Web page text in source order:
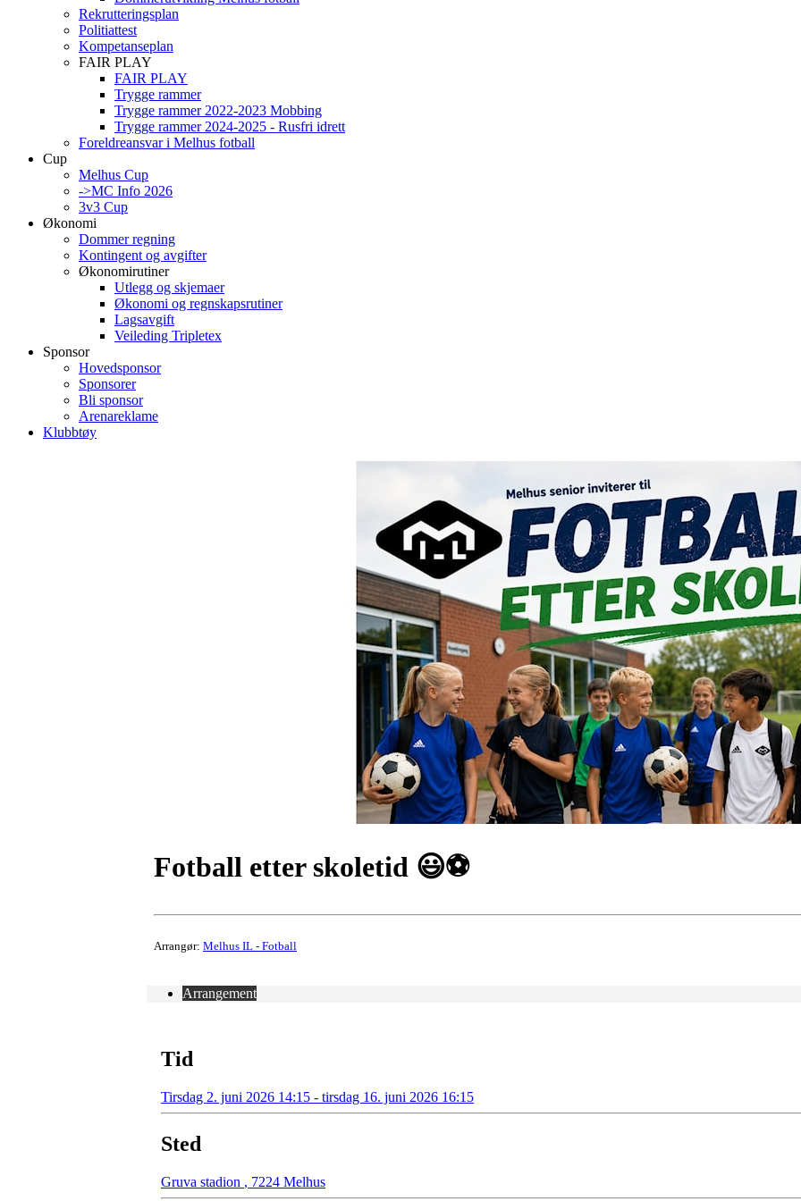
Rekrutteringsplan
Politiattest
Kompetanseplan
FAIR PLAY
FAIR PLAY
Trygge rammer
Trygge rammer 2022-2023 Mobbing
Trygge rammer 2024-2025 - Rusfri idrett
Foreldreansvar i Melhus fotball
Cup
Melhus Cup
->MC Info 2026
3v3 Cup
Økonomi
Dommer regning
Kontingent og avgifter
Økonomirutiner
Utlegg og skjemaer
Økonomi og regnskapsrutiner
Lagsavgift
Veileding Tripletex
Sponsor
Hovedsponsor
Sponsorer
Bli sponsor
Arenareklame
Klubbtøy
Fotball etter skoletid 😃⚽️
Arrangør: Melhus IL - Fotball
Arrangement
Tid
Tirsdag 2. juni 2026 14:15 - tirsdag 16. juni 2026 16:15
Sted
Gruva stadion , 7224 Melhus